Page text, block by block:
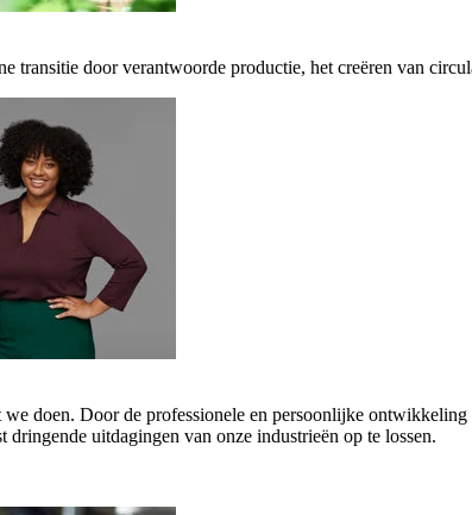
transitie door verantwoorde productie, het creëren van
doen. Door de professionele en persoonlijke
uitdagingen van onze industrieën op te lossen.